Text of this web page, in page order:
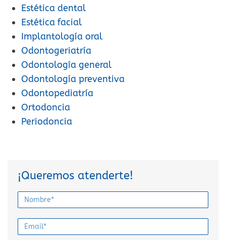
Estética dental
Estética facial
Implantología oral
Odontogeriatría
Odontología general
Odontología preventiva
Odontopediatría
Ortodoncia
Periodoncia
¡Queremos atenderte!